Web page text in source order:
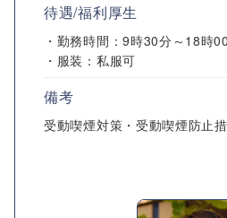
待遇/福利厚生
・勤務時間：9時30分～18時
・服装：私服可
備考
受動喫煙対策・受動喫煙防止